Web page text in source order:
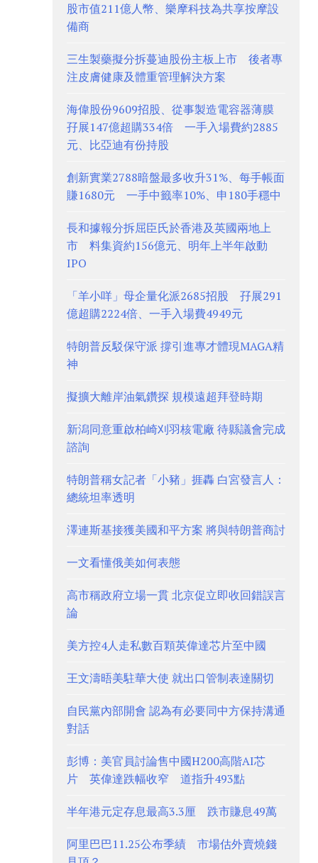
股市值211億人幣、樂摩科技為共享按摩設
備商
三生製藥擬分拆蔓迪股份主板上市 後者專
注皮膚健康及體重管理解決方案
海偉股份9609招股、從事製造電容器薄膜
孖展147億超購334倍 一手入場費約2885
元、比亞迪有份持股
創新實業2788暗盤最多收升31%、每手帳面
賺1680元 一手中籤率10%、申180手穩中
長和據報分拆屈臣氏於香港及英國兩地上
市 料集資約156億元、明年上半年啟動
IPO
「羊小咩」母企量化派2685招股 孖展291
億超購2224倍、一手入場費4949元
特朗普反駁保守派 撐引進專才體現MAGA精
神
擬擴大離岸油氣鑽探 規模遠超拜登時期
新潟同意重啟柏崎刈羽核電廠 待縣議會完成
諮詢
特朗普稱女記者「小豬」捱轟 白宮發言人：
總統坦率透明
澤連斯基接獲美國和平方案 將與特朗普商討
一文看懂俄美如何表態
高市稱政府立場一貫 北京促立即收回錯誤言
論
美方控4人走私數百顆英偉達芯片至中國
王文濤晤美駐華大使 就出口管制表達關切
自民黨內部開會 認為有必要同中方保持溝通
對話
彭博：美官員討論售中國H200高階AI芯
片 英偉達跌幅收窄 道指升493點
半年港元定存息最高3.3厘 跌市賺息49萬
阿里巴巴11.25公布季績 市場估外賣燒錢